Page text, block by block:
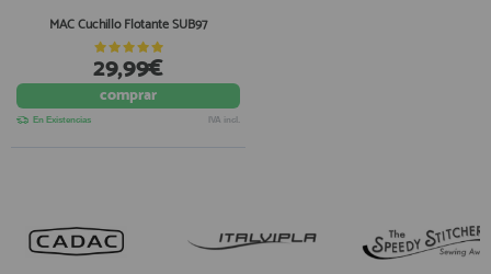
MAC Cuchillo Flotante SUB97
29,99€
comprar
En Existencias IVA incl.